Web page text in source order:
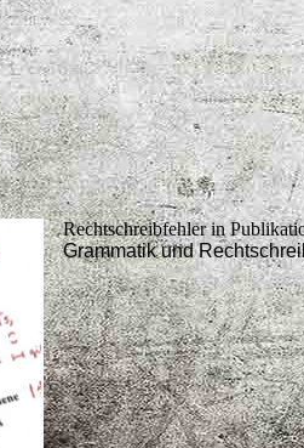
Rechtschreibfehler in
Grammatik und